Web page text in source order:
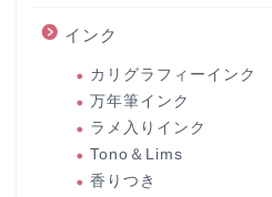
インク
カリグラフィーインク
万年筆インク
ラメ入りインク
Tono＆Lims
香りつき